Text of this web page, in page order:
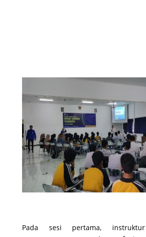
Pada sesi pertama,